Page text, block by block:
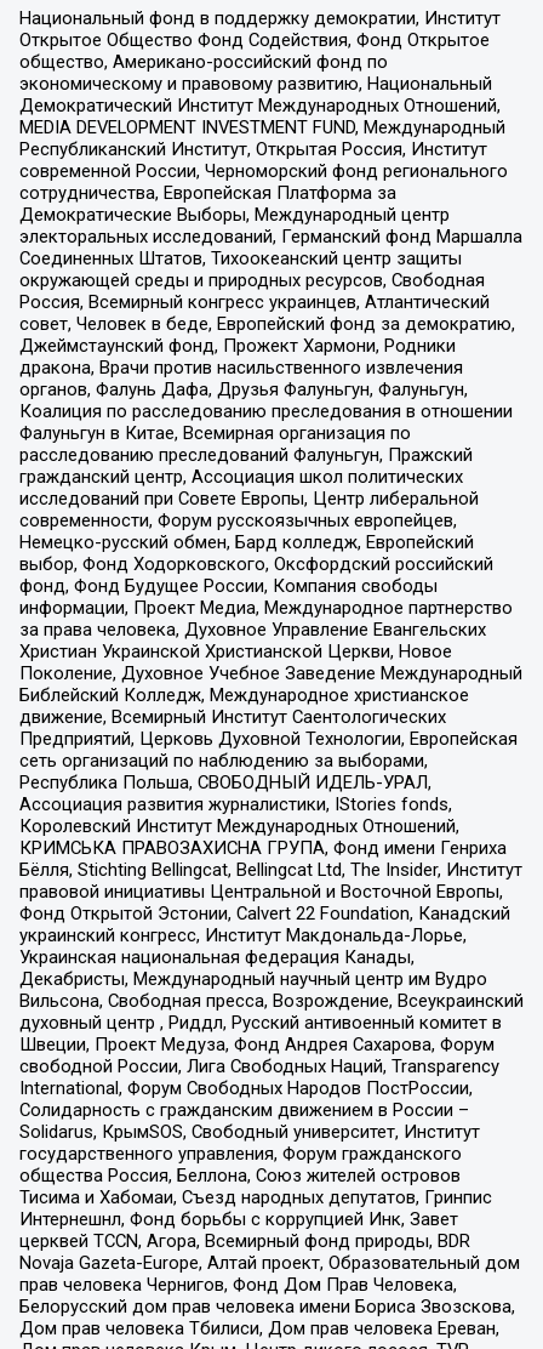
Национальный фонд в поддержку демократии, Институт
Открытое Общество Фонд Содействия, Фонд Открытое
общество, Американо-российский фонд по
экономическому и правовому развитию, Национальный
Демократический Институт Международных Отношений,
MEDIA DEVELOPMENT INVESTMENT FUND, Международный
Республиканский Институт, Открытая Россия, Институт
современной России, Черноморский фонд регионального
сотрудничества, Европейская Платформа за
Демократические Выборы, Международный центр
электоральных исследований, Германский фонд Маршалла
Соединенных Штатов, Тихоокеанский центр защиты
окружающей среды и природных ресурсов, Свободная
Россия, Всемирный конгресс украинцев, Атлантический
совет, Человек в беде, Европейский фонд за демократию,
Джеймстаунский фонд, Прожект Хармони, Родники
дракона, Врачи против насильственного извлечения
органов, Фалунь Дафа, Друзья Фалуньгун, Фалуньгун,
Коалиция по расследованию преследования в отношении
Фалуньгун в Китае, Всемирная организация по
расследованию преследований Фалуньгун, Пражский
гражданский центр, Ассоциация школ политических
исследований при Совете Европы, Центр либеральной
современности, Форум русскоязычных европейцев,
Немецко-русский обмен, Бард колледж, Европейский
выбор, Фонд Ходорковского, Оксфордский российский
фонд, Фонд Будущее России, Компания свободы
информации, Проект Медиа, Международное партнерство
за права человека, Духовное Управление Евангельских
Христиан Украинской Христианской Церкви, Новое
Поколение, Духовное Учебное Заведение Международный
Библейский Колледж, Международное христианское
движение, Всемирный Институт Саентологических
Предприятий, Церковь Духовной Технологии, Европейская
сеть организаций по наблюдению за выборами,
Республика Польша, СВОБОДНЫЙ ИДЕЛЬ-УРАЛ,
Ассоциация развития журналистики, IStories fonds,
Королевский Институт Международных Отношений,
КРИМСЬКА ПРАВОЗАХИСНА ГРУПА, Фонд имени Генриха
Бёлля, Stichting Bellingcat, Bellingcat Ltd, The Insider, Институт
правовой инициативы Центральной и Восточной Европы,
Фонд Открытой Эстонии, Calvert 22 Foundation, Канадский
украинский конгресс, Институт Макдональда-Лорье,
Украинская национальная федерация Канады,
Декабристы, Международный научный центр им Вудро
Вильсона, Свободная пресса, Возрождение, Всеукраинский
духовный центр , Риддл, Русский антивоенный комитет в
Швеции, Проект Медуза, Фонд Андрея Сахарова, Форум
свободной России, Лига Свободных Наций, Transparеncy
International, Форум Свободных Народов ПостРоссии,
Солидарность с гражданским движением в России –
Solidarus, КрымSOS, Свободный университет, Институт
государственного управления, Форум гражданского
общества Россия, Беллона, Союз жителей островов
Тисима и Хабомаи, Съезд народных депутатов, Гринпис
Интернешнл, Фонд борьбы с коррупцией Инк, Завет
церквей TCCN, Агора, Всемирный фонд природы, BDR
Novaja Gazeta-Europe, Алтай проект, Образовательный дом
прав человека Чернигов, Фонд Дом Прав Человека,
Белорусский дом прав человека имени Бориса Звозскова,
Дом прав человека Тбилиси, Дом прав человека Ереван,